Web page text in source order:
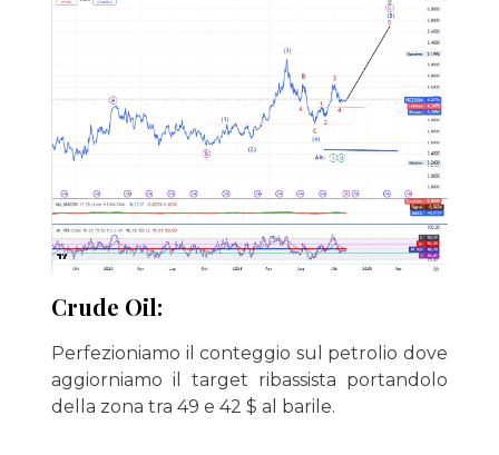
Crude Oil:
Perfezioniamo il conteggio sul petrolio dove
aggiorniamo il target ribassista portandolo
della zona tra 49 e 42 $ al barile.